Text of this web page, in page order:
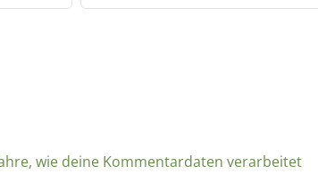
wie deine Kommentardaten verarbeitet